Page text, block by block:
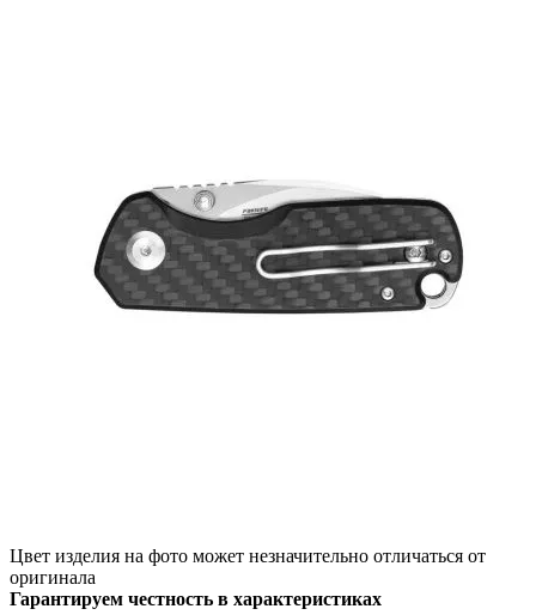
Цвет изделия на фото может незначительно отличаться от
оригинала
Гарантируем честность в характеристиках